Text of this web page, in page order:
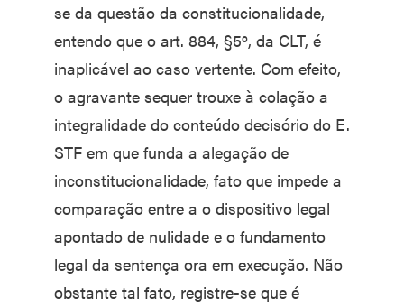
se da questão da constitucionalidade,
entendo que o art. 884, §5º, da CLT, é
inaplicável ao caso vertente. Com efeito,
o agravante sequer trouxe à colação a
integralidade do conteúdo decisório do E.
STF em que funda a alegação de
inconstitucionalidade, fato que impede a
comparação entre a o dispositivo legal
apontado de nulidade e o fundamento
legal da sentença ora em execução. Não
obstante tal fato, registre-se que é